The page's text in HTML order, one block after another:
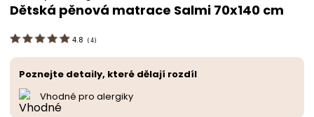
Dětská pěnová matrace Salmi 70x140 cm
4.8 ( 4)
Poznejte detaily, které dělají rozdíl
Vhodné pro alergiky